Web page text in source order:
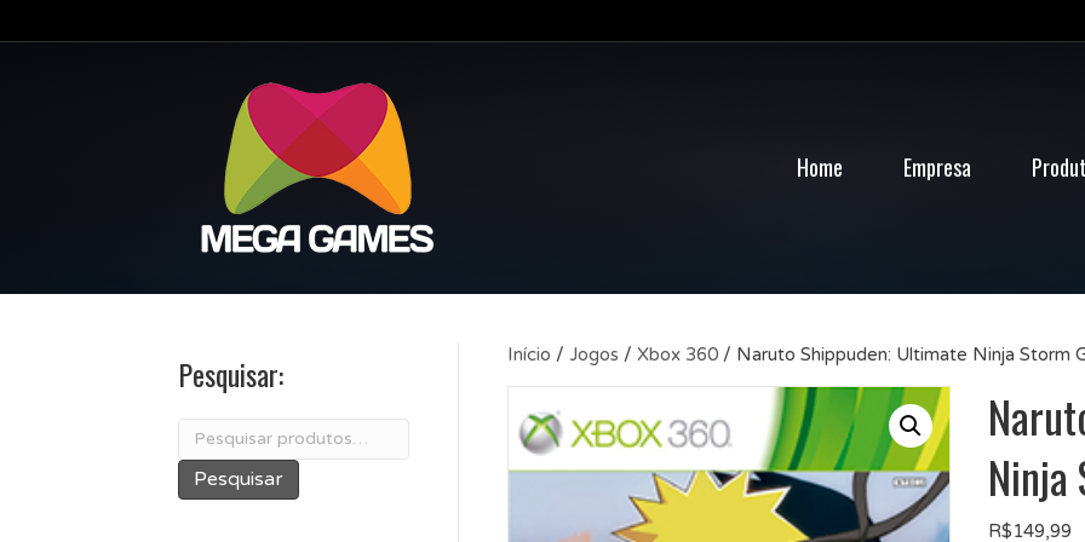
Home Empresa
Início / Jogos / Xbox 360 / Naruto Shippuden: Ultimate Ninja Storm
Ninja
R$149,99
Pesquisar:
Pesquisar
por:
Pesquisar